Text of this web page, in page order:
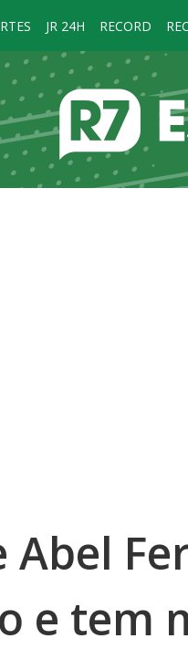
JR 24H RECORD
Abel
e tem